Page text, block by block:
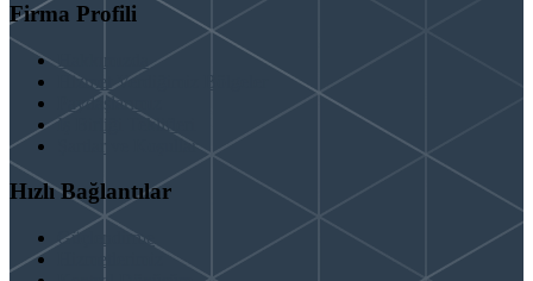
Firma Profili
Hakkımızda
Hizmet Verdiğimiz Bölgeler
Paydaşlarımız
İş Birliği Teklifleri
Şartlar ve Koşullar
Hızlı Bağlantılar
Güçlendirme
Hizmetlerimiz